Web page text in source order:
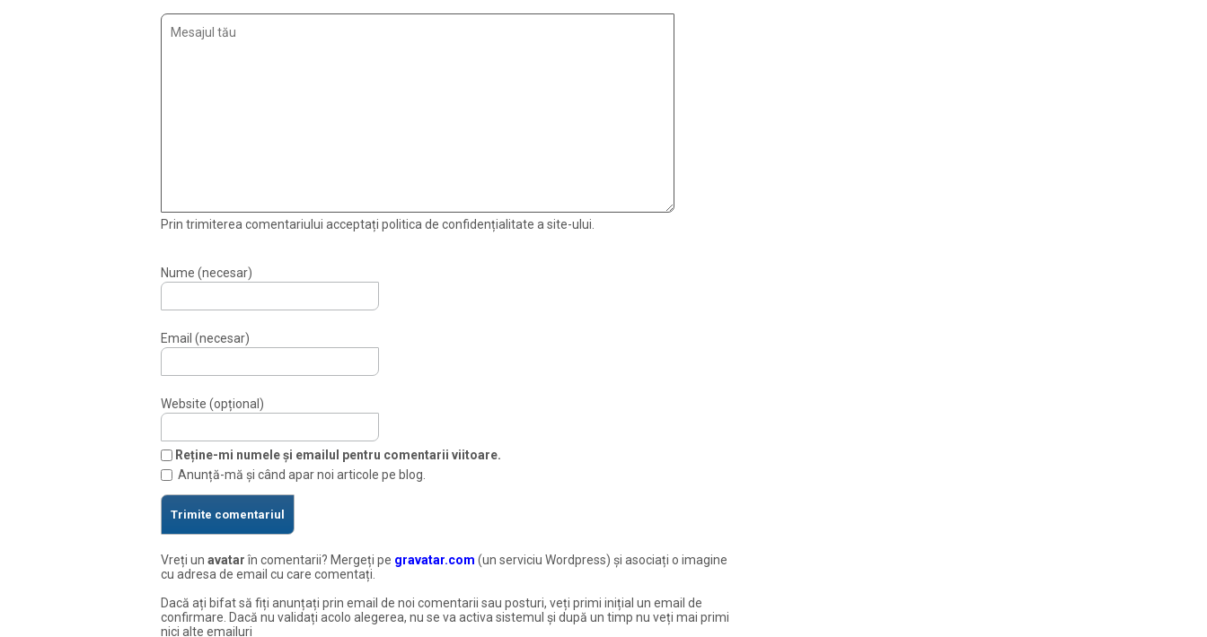
Prin trimiterea comentariului acceptați politica de confidențialitate a site-ului.
Nume (necesar)
Email (necesar)
Website (opțional)
Reține-mi numele și emailul pentru comentarii viitoare.
Anunță-mă și când apar noi articole pe blog.
Vreți un avatarîn comentarii? Mergeți pe gravatar.com (un serviciu Wordpress) și asociați o imagine
cu adresa de email cu care comentați.
Dacă ați bifat să fiți anunțați prin email de noi comentarii sau posturi, veți primi inițial un email de
confirmare. Dacă nu validați acolo alegerea, nu se va activa sistemul și după un timp nu veți mai primi
nici alte emailuri